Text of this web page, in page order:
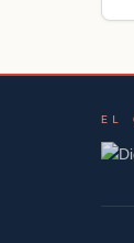
EL